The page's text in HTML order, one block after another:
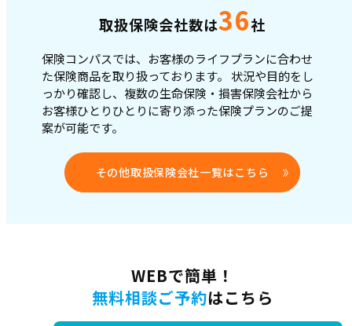
取扱保険会社数は36社
保険コンパスでは、お客様のライフプランに合わせ
た保険商品を取り扱っております。
状況や目的をし
っかり確認し、複数の生命保険・損害保険会社から
お客様ひとりひとりに寄り添った保険プランのご提
案が可能です。
その他取扱保険会社一覧はこちら
WEBで簡単！
無料相談ご予約はこちら